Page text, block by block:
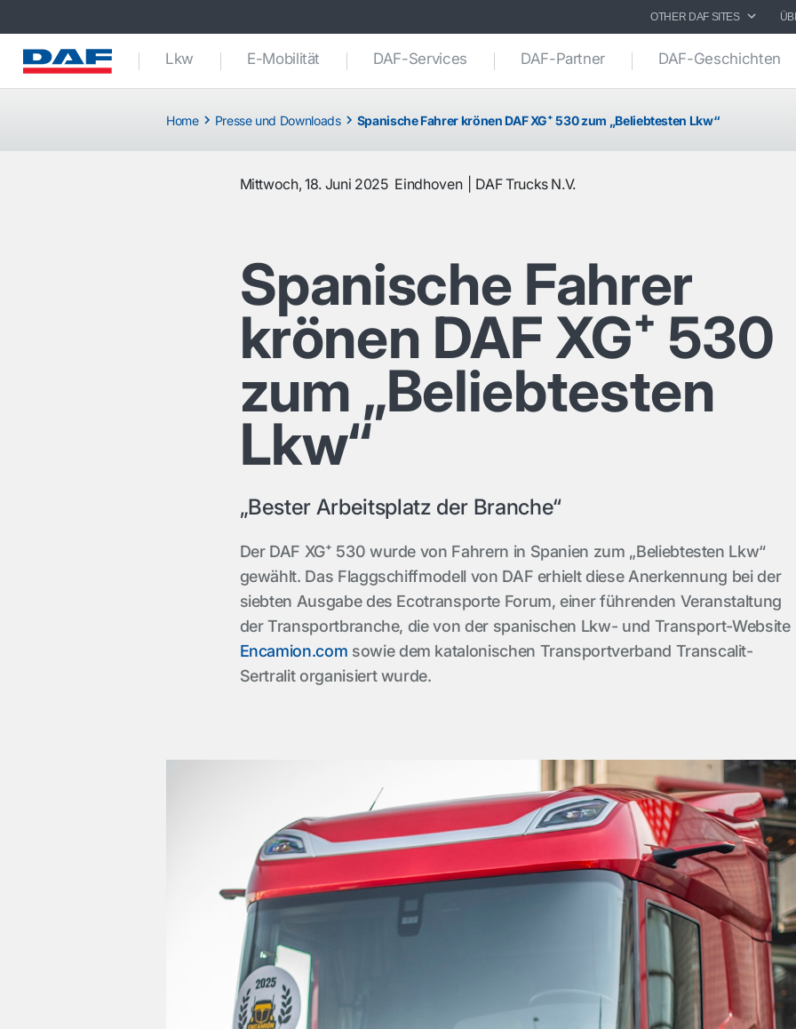
OTHER DAF SITES
Lkw E-Mobilität DAF-Services DAF-Partner DAF-Geschichten
Home Presse und Downloads Spanische Fahrer krönen DAF XG⁺ 530 zum „Beliebtesten Lkw“
Mittwoch, 18. Juni 2025 Eindhoven DAF Trucks N.V.
Spanische Fahrer
krönen DAF XG⁺ 530
zum „Beliebtesten
Lkw“
„Bester Arbeitsplatz der Branche“
Der DAF XG⁺ 530 wurde von Fahrern in Spanien zum „Beliebtesten Lkw“
gewählt. Das Flaggschiffmodell von DAF erhielt diese Anerkennung bei der
siebten Ausgabe des Ecotransporte Forum, einer führenden Veranstaltung
der Transportbranche, die von der spanischen Lkw- und Transport-Website
Encamion.com sowie dem katalonischen Transportverband Transcalit-
Sertralit organisiert wurde.